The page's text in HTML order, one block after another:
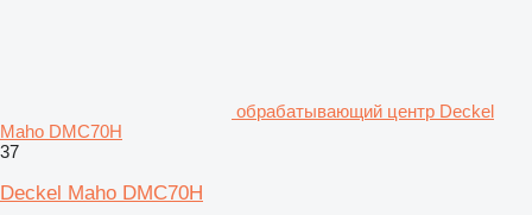
обрабатывающий центр Deckel
Maho DMC70H
37
Deckel Maho DMC70H